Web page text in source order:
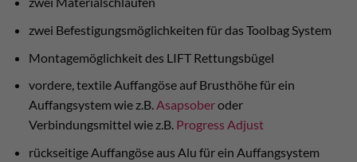
zwei Befestigungsmöglichkeiten für das Toolbag System
Montagemöglichkeit des LIFT Rettungsbügel
vordere, textile Auffangöse auf Brusthöhe für ein
Auffangsystem wie z.B.Asapsoberoder
Verbindungsmittel wie z.B. Progress Adjust
rückseitige Auffangöse aus Alu für ein Auffangsystem